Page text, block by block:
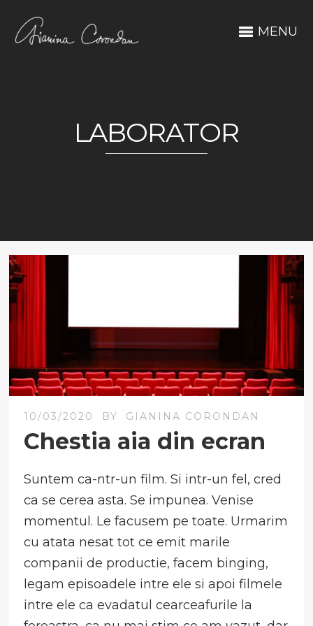
MENU
LABORATOR
10/03/2020 BY GIANINA CORONDAN
Chestia aia din ecran
Suntem ca-ntr-un film. Si intr-un fel, cred
ca se cerea asta. Se impunea. Venise
momentul. Le facusem pe toate. Urmarim
cu atata nesat tot ce emit marile
companii de productie, facem binging,
legam episoadele intre ele si apoi filmele
intre ele ca evadatul cearceafurile la